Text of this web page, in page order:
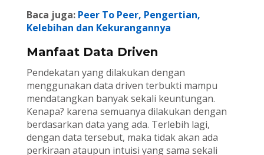
Baca juga: Peer To Peer, Pengertian,
Kelebihan dan Kekurangannya
Manfaat Data Driven
Pendekatan yang dilakukan dengan
menggunakan data driven terbukti mampu
mendatangkan banyak sekali keuntungan.
Kenapa? karena semuanya dilakukan dengan
berdasarkan data yang ada. Terlebih lagi,
dengan data tersebut, maka tidak akan ada
perkiraan ataupun intuisi yang sama sekali